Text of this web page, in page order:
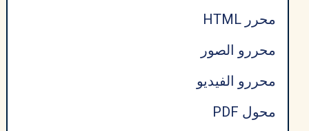
محرر HTML
محررو الصور
محررو الفيديو
محول PDF